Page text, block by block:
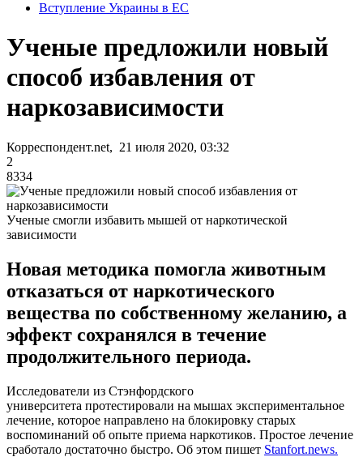
Вступление Украины в ЕС
Ученые предложили новый
способ избавления от
наркозависимости
Корреспондент.net, 21 июля 2020, 03:32
2
8334
Ученые смогли избавить мышей от наркотической
зависимости
Новая методика помогла животным
отказаться от наркотического
вещества по собственному желанию, а
эффект сохранялся в течение
продолжительного периода.
Исследователи из Стэнфордского
университета протестировали на мышах экспериментальное
лечение, которое направлено на блокировку старых
воспоминаний об опыте приема наркотиков. Простое лечение
сработало достаточно быстро. Об этом пишет Stanfort.news.